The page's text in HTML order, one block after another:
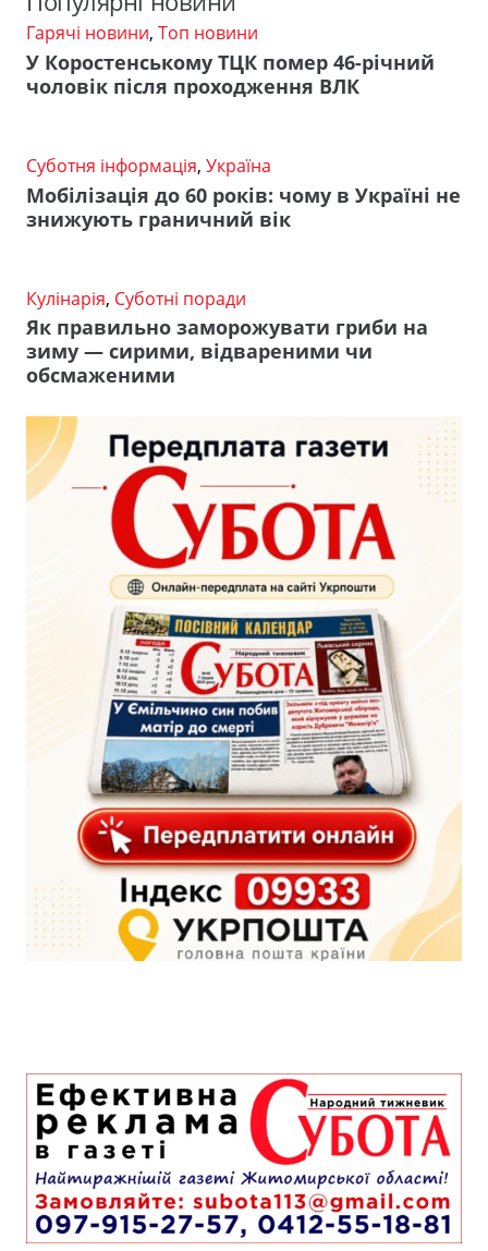
Гарячі новини, Топ новини
У Коростенському ТЦК помер 46-річний
чоловік після проходження ВЛК
Суботня інформація, Україна
Мобілізація до 60 років: чому в Україні не
знижують граничний вік
Кулінарія, Суботні поради
Як правильно заморожувати гриби на
зиму — сирими, відвареними чи
обсмаженими